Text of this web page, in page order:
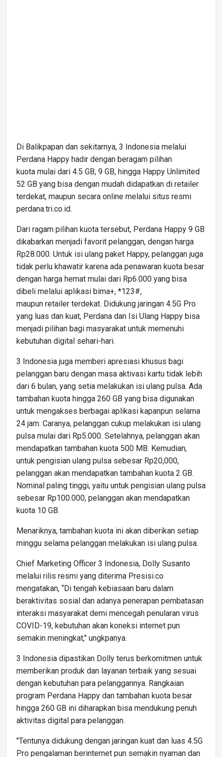
Di Balikpapan dan sekitarnya, 3 Indonesia melalui
Perdana Happy hadir dengan beragam pilihan
kuota mulai dari 4.5 GB, 9 GB, hingga Happy Unlimited
52 GB yang bisa dengan mudah didapatkan di retailer
terdekat, maupun secara online melalui situs resmi
perdana.tri.co.id.
Dari ragam pilihan kuota tersebut, Perdana Happy 9 GB
dikabarkan menjadi favorit pelanggan, dengan harga
Rp28.000. Untuk isi ulang paket Happy, pelanggan juga
tidak perlu khawatir karena ada penawaran kuota besar
dengan harga hemat mulai dari Rp6.000 yang bisa
dibeli melalui aplikasi bima+, *123#,
maupun retailer terdekat. Didukung jaringan 4.5G Pro
yang luas dan kuat, Perdana dan Isi Ulang Happy bisa
menjadi pilihan bagi masyarakat untuk memenuhi
kebutuhan digital sehari-hari.
3 Indonesia juga memberi apresiasi khusus bagi
pelanggan baru dengan masa aktivasi kartu tidak lebih
dari 6 bulan, yang setia melakukan isi ulang pulsa. Ada
tambahan kuota hingga 260 GB yang bisa digunakan
untuk mengakses berbagai aplikasi kapanpun selama
24 jam. Caranya, pelanggan cukup melakukan isi ulang
pulsa mulai dari Rp5.000. Setelahnya, pelanggan akan
mendapatkan tambahan kuota 500 MB. Kemudian,
untuk pengisian ulang pulsa sebesar Rp20,000,
pelanggan akan mendapatkan tambahan kuota 2 GB.
Nominal paling tinggi, yaitu untuk pengisian ulang pulsa
sebesar Rp100.000, pelanggan akan mendapatkan
kuota 10 GB.
Menariknya, tambahan kuota ini akan diberikan setiap
minggu selama pelanggan melakukan isi ulang pulsa.
Chief Marketing Officer 3 Indonesia, Dolly Susanto
melalui rilis resmi yang diterima Presisi.co
mengatakan, “Di tengah kebiasaan baru dalam
beraktivitas sosial dan adanya penerapan pembatasan
interaksi masyarakat demi mencegah penularan virus
COVID-19, kebutuhan akan koneksi internet pun
semakin meningkat," ungkpanya.
3 Indonesia dipastikan Dolly terus berkomitmen untuk
memberikan produk dan layanan terbaik yang sesuai
dengan kebutuhan para pelanggannya. Rangkaian
program Perdana Happy dan tambahan kuota besar
hingga 260 GB ini diharapkan bisa mendukung penuh
aktivitas digital para pelanggan.
"Tentunya didukung dengan jaringan kuat dan luas 4.5G
Pro pengalaman berinternet pun semakin nyaman dan